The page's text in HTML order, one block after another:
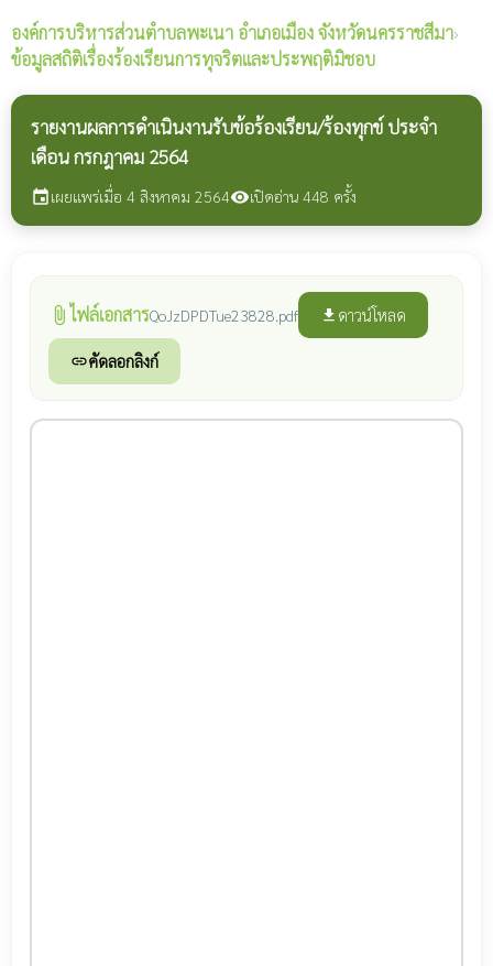
องค์การบริหารส่วนตำบลพะเนา อำเภอเมือง จังหวัดนครราชสีมา›
ข้อมูลสถิติเรื่องร้องเรียนการทุจริตและประพฤติมิชอบ
รายงานผลการดำเนินงานรับข้อร้องเรียน/ร้องทุกข์ ประจำ
เดือน กรกฎาคม 2564
eventเผยแพร่เมื่อ 4 สิงหาคม 2564visibilityเปิดอ่าน 448 ครั้ง
attach_file ไฟล์เอกสารQoJzDPDTue23828.pdf file_download ดาวน์โหลด
linkคัดลอกลิงก์